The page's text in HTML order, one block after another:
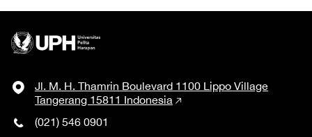
Jl. M. H. Thamrin Boulevard 1100 Lippo Village
Tangerang 15811 Indonesia
(021) 546 0901